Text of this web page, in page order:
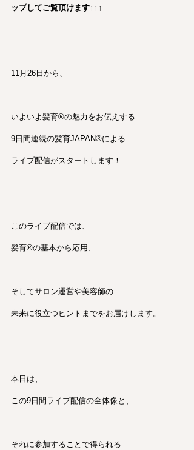
ップしてご覧頂けます↑↑↑
11月26日から、
いよいよ髪育®︎の魅力をお伝えする
9日間連続の髪育JAPAN®︎による
ライブ配信がスタートします！
このライブ配信では、
髪育®︎の基本から応用、
そしてサロン運営や美容師の
未来に役立つヒントまでをお届けします。
本日は、
この9日間ライブ配信の全体像と、
それに参加することで得られる